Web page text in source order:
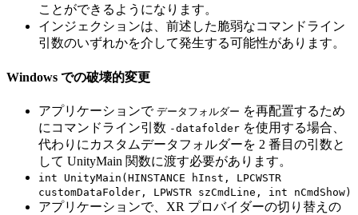
ことができるようになります。
インジェクションは、前述した脆弱なコマンドライン
引数のいずれかを介して発生する可能性があります。
Windows での破壊的変更
アプリケーションで データフォルダー を再配置するため
にコマンドライン引数 -datafolder を使用する場合、
代わりにカスタムデータフォルダーを 2 番目の引数と
して UnityMain 関数に渡す必要があります。
int UnityMain(HINSTANCE hInst, LPCWSTR
customDataFolder, LPWSTR szCmdLine, int nCmdShow)
アプリケーションで、XR プロバイダーの切り替えの